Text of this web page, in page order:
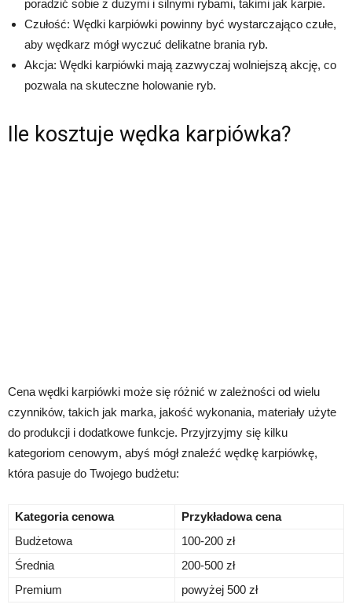
poradzić sobie z dużymi i silnymi rybami, takimi jak karpie.
Czułość: Wędki karpiówki powinny być wystarczająco czułe,
aby wędkarz mógł wyczuć delikatne brania ryb.
Akcja: Wędki karpiówki mają zazwyczaj wolniejszą akcję, co
pozwala na skuteczne holowanie ryb.
Ile kosztuje wędka karpiówka?
Cena wędki karpiówki może się różnić w zależności od wielu
czynników, takich jak marka, jakość wykonania, materiały użyte
do produkcji i dodatkowe funkcje. Przyjrzyjmy się kilku
kategoriom cenowym, abyś mógł znaleźć wędkę karpiówkę,
która pasuje do Twojego budżetu:
Kategoria cenowa
Przykładowa cena
Budżetowa
100-200 zł
Średnia
200-500 zł
Premium
powyżej 500 zł